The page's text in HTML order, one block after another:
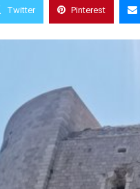
Twitter Pinterest